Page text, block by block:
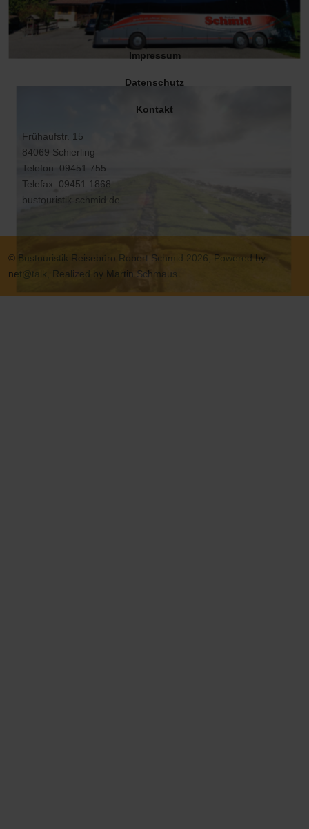
Impressum
Datenschutz
Kontakt
Frühaufstr. 15
84069 Schierling
Telefon: 09451 755
Telefax: 09451 1868
bustouristik-schmid.de
© Bustouristik Reisebüro Robert Schmid 2026, Powered by
net@talk, Realized by Martin Schmaus